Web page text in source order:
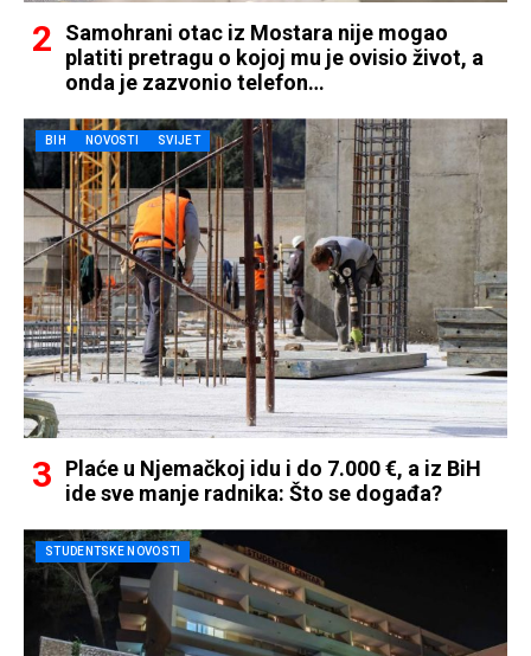
Samohrani otac iz Mostara nije mogao
platiti pretragu o kojoj mu je ovisio život, a
onda je zazvonio telefon…
BIH NOVOSTI SVIJET
Plaće u Njemačkoj idu i do 7.000 €, a iz BiH
ide sve manje radnika: Što se događa?
STUDENTSKE NOVOSTI